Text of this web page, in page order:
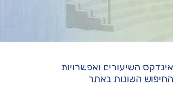
אינדקס השיעורים ואפשרויות
החיפוש השונות באתר